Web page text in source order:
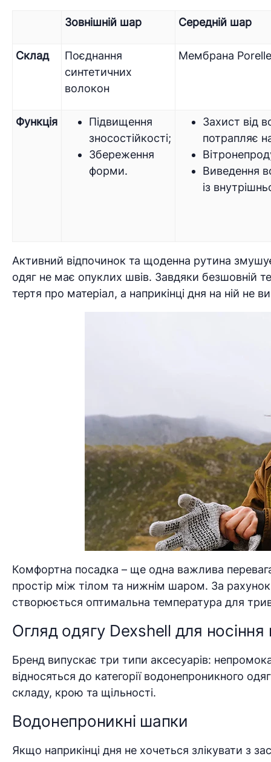
Зовнішній шар Середній шар
Склад
Поєднання
синтетичних
волокон
Мембрана
Функція
Підвищення
зносостійкості;
Збереження
форми.
Захист від
потрапляє
Виведення
із
Активний відпочинок та щоденна рутина
одяг не має опуклих швів. Завдяки безшовній
тертя про матеріал, а наприкінці дня на ній не
Комфортна посадка – ще одна важлива
простір між тілом та нижнім шаром. За
створюється оптимальна температура для
Огляд одягу Dexshell для
Бренд випускає три типи аксесуарів:
відносяться до категорії водонепроникного
складу, крою та щільності.
Водонепроникні шапки
Якщо наприкінці дня не хочеться злікувати з